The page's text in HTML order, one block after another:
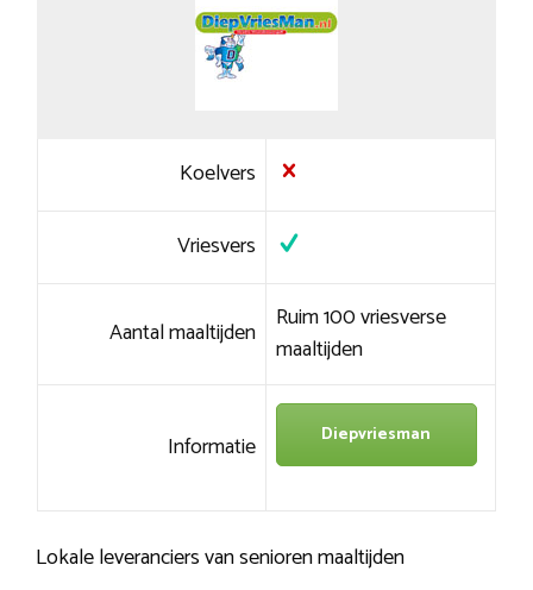
Koelvers
Vriesvers
Aantal maaltijden Ruim 100 vriesverse
maaltijden
Informatie Diepvriesman
Lokale leveranciers van senioren maaltijden